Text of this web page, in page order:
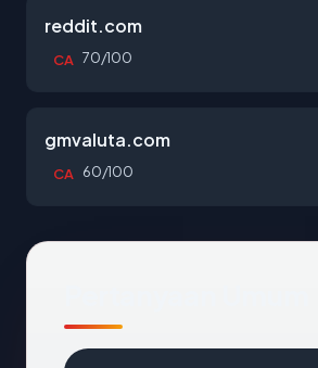
reddit.com
CA 70/100
gmvaluta.com
CA 60/100